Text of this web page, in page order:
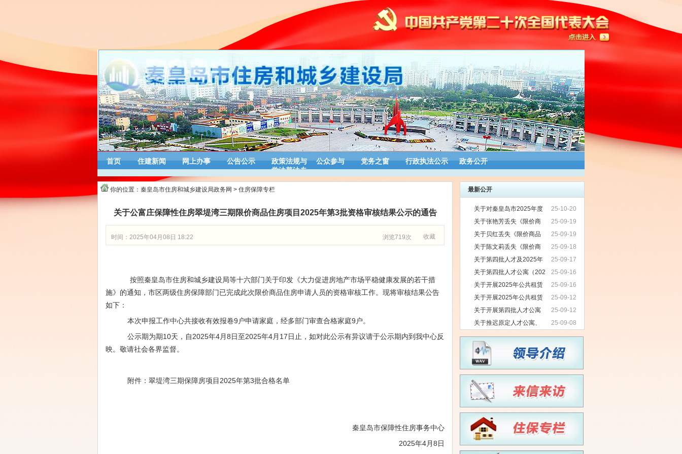
首页 住建新闻 网上办事 公告公示
政策法规与
学法普法专
公众参与 党务之窗 行政执法公示 政务公开
你的位置： 秦皇岛市住房和城乡建设局政务网 > 住房保障专栏
关于公富庄保障性住房翠堤湾三期限价商品住房项目2025年第3批资格审核结果公示的通告
收藏
浏览719次
时间：2025年04月08日 18:22
按照秦皇岛市住房和城乡建设局等十六部门关于印发《大力促进房地产市场平稳健康发展的若干措
施》的通知，市区两级住房保障部门已完成此次限价商品住房申请人员的资格审核工作。现将审核结果公告
如下：
本次申报工作中心共接收有效报卷9户申请家庭，经多部门审查合格家庭9户。
公示期为期10天，自2025年4月8日至2025年4月17日止，如对此公示有异议请于公示期内到我中心反
映。敬请社会各界监督。
附件： 翠堤湾三期保障房项目2025年第3批合格名单
秦皇岛市保障性住房事务中心
2025年4月8日
最新公开
25-10-20
关于对秦皇岛市2025年度
第7批公共租赁住房申请家庭资格审核
结果公示的通告
25-09-19
关于张艳芳丢失《限价商
品住房准购证》作废的公告
25-09-19
关于贝红丢失《限价商品
住房准购证》作废的公告
25-09-18
关于陈文莉丢失《限价商
品住房准购证》作废的公告
25-09-17
关于第四批人才及2025年
度公共租赁住房保障家庭办理选房入
住的公告
25-09-16
关于第四批人才公寓（202
5年）申请家庭摇号排序结果的通告
25-09-16
关于开展2025年公共租赁
住房第一批摇号排序结果的通告25-09-12
关于开展2025年公共租赁
住房第一批摇号排序的通告
25-09-12
关于开展第四批人才公寓
（2025年）申请家庭摇号排序的通告
25-09-08
关于推迟原定人才公寓、
公共租赁住房摇号工作的通知